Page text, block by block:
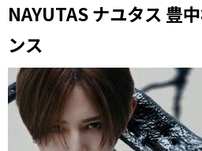
NAYUTAS ナユタス 豊
ンス